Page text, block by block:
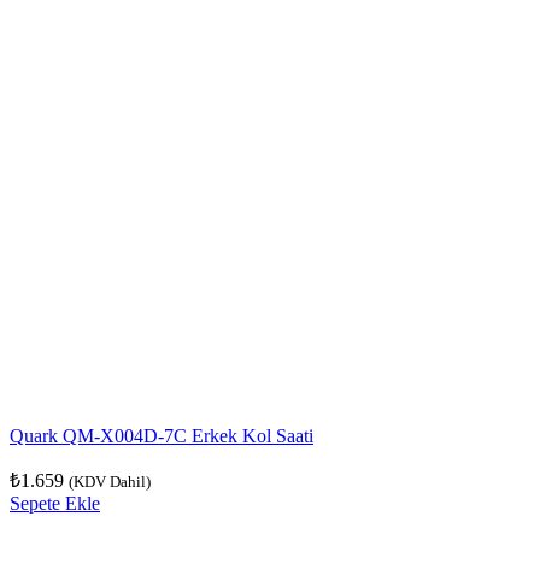
Quark QM-X004D-7C Erkek Kol Saati
₺1.659 (KDV Dahil)
Sepete Ekle